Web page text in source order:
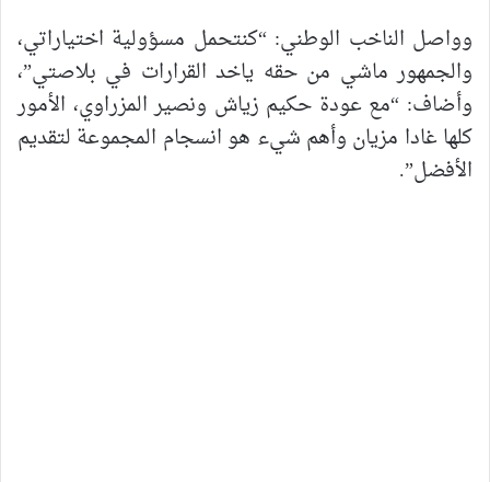
وواصل الناخب الوطني: “كنتحمل مسؤولية اختياراتي،
والجمهور ماشي من حقه ياخد القرارات في بلاصتي”،
وأضاف: “مع عودة حكيم زياش ونصير المزراوي، الأمور
كلها غادا مزيان وأهم شيء هو انسجام المجموعة لتقديم
الأفضل”.